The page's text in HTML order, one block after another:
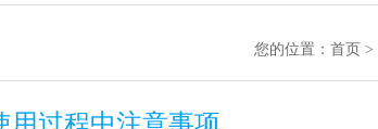
您的位置： 首页 >